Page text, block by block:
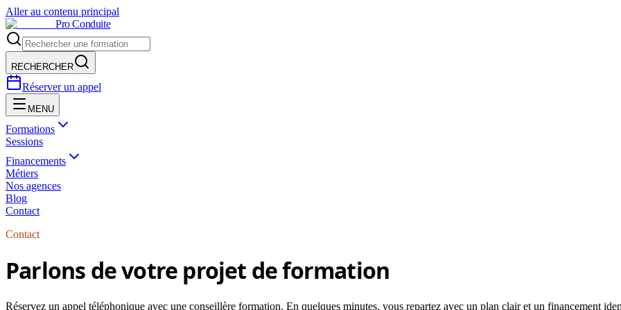
Aller au contenu principal
Pro Conduite
RECHERCHER
Réserver un appel
MENU
Formations
Sessions
Financements
Métiers
Nos agences
Blog
Contact
Contact
Parlons de votre projet de formation
Réservez un appel téléphonique avec une conseillère formation. En quelques minutes, vous repartez avec un plan clair et un financement